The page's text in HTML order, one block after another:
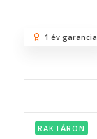
1 év garancia
RAKTÁRON